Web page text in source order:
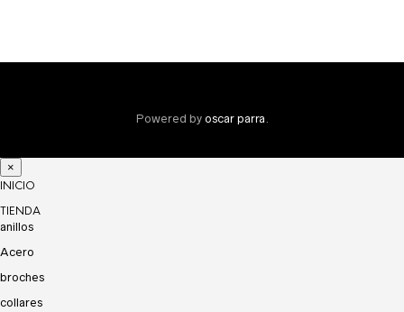
Powered by oscar parra
×
INICIO
TIENDA
anillos
Acero
broches
collares